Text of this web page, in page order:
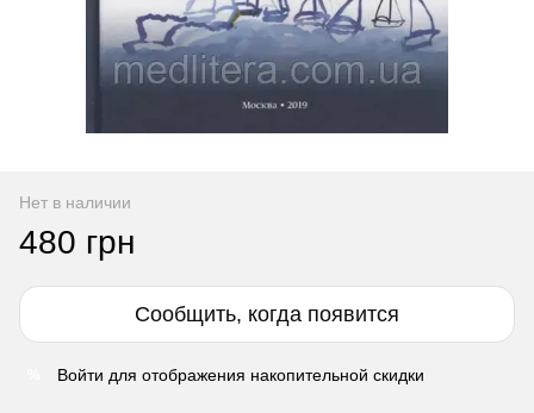
Нет в наличии
480 грн
Сообщить, когда появится
Войти для отображения накопительной скидки